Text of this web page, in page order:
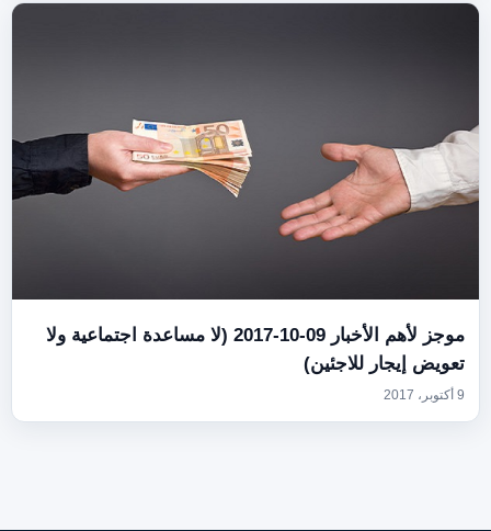
موجز لأهم الأخبار 09-10-2017 (لا مساعدة اجتماعية ولا
تعويض إيجار للاجئين)
9 أكتوبر، 2017